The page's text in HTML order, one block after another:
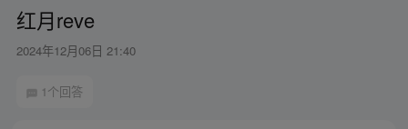
红月reve
2024年12月06日 21:40
1个回答